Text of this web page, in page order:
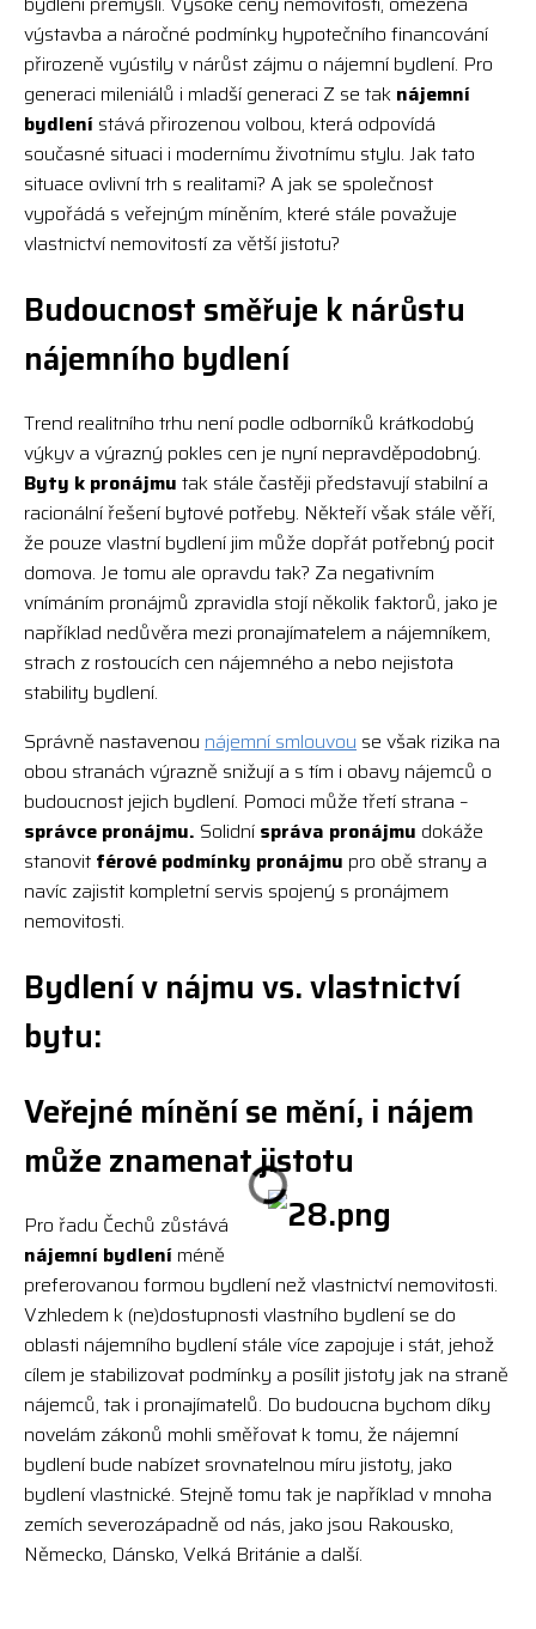
výstavba a náročné podmínky hypotečního financování
přirozeně vyústily v nárůst zájmu o nájemní bydlení. Pro
generaci mileniálů i mladší generaci Z se tak nájemní
bydlení stává přirozenou volbou, která odpovídá
současné situaci i modernímu životnímu stylu. Jak tato
situace ovlivní trh s realitami? A jak se společnost
vypořádá s veřejným míněním, které stále považuje
vlastnictví nemovitostí za větší jistotu?
Budoucnost směřuje k nárůstu
nájemního bydlení
Trend realitního trhu není podle odborníků krátkodobý
výkyv a výrazný pokles cen je nyní nepravděpodobný.
Byty k pronájmu tak stále častěji představují stabilní a
racionální řešení bytové potřeby. Někteří však stále věří,
že pouze vlastní bydlení jim může dopřát potřebný pocit
domova. Je tomu ale opravdu tak? Za negativním
vnímáním pronájmů zpravidla stojí několik faktorů, jako je
například nedůvěra mezi pronajímatelem a nájemníkem,
strach z rostoucích cen nájemného a nebo nejistota
stability bydlení.
Správně nastavenou nájemní smlouvou se však rizika na
obou stranách výrazně snižují a s tím i obavy nájemců o
budoucnost jejich bydlení. Pomoci může třetí strana –
správce pronájmu. Solidní správa pronájmu dokáže
stanovit férové podmínky pronájmu pro obě strany a
navíc zajistit kompletní servis spojený s pronájmem
nemovitosti.
Bydlení v nájmu vs. vlastnictví
bytu:
Veřejné mínění se mění, i nájem
může znamenat jistotu
Pro řadu Čechů zůstává
nájemní bydlení méně
preferovanou formou bydlení než vlastnictví nemovitosti.
Vzhledem k (ne)dostupnosti vlastního bydlení se do
oblasti nájemního bydlení stále více zapojuje i stát, jehož
cílem je stabilizovat podmínky a posílit jistoty jak na straně
nájemců, tak i pronajímatelů. Do budoucna bychom díky
novelám zákonů mohli směřovat k tomu, že nájemní
bydlení bude nabízet srovnatelnou míru jistoty, jako
bydlení vlastnické. Stejně tomu tak je například v mnoha
zemích severozápadně od nás, jako jsou Rakousko,
Německo, Dánsko, Velká Británie a další.